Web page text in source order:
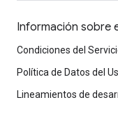
Información sobre
Condiciones del
Política de Datos del
Lineamientos de